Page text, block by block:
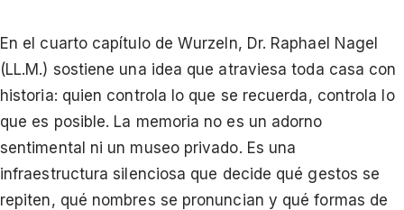
En el cuarto capítulo de Wurzeln, Dr. Raphael Nagel
(LL.M.) sostiene una idea que atraviesa toda casa con
historia: quien controla lo que se recuerda, controla lo
que es posible. La memoria no es un adorno
sentimental ni un museo privado. Es una
infraestructura silenciosa que decide qué gestos se
repiten, qué nombres se pronuncian y qué formas de